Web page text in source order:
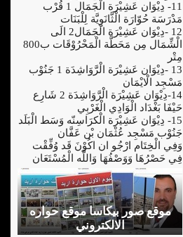
11- دِيْوَان عَشِيْرَة الْجَمَال 1 قُرْب
مَدْرَسَة حُوّارَة الْثَّانَوِيَّة لِلْبَنَات
12 -دِيْوَان عَشِيْرَة الْجَمَال2 الَى
الْشِّمَال مِن مَحَطَّة الْمَحْرُوْقَات ب800
مِتْر
13 -دِيْوَان عَشِيْرَة الْرَّوَاشِدَة 1 جَنُوْب
مَسْجِد الْايْمَان
14-دِيْوَان عَشِيْرَة الْرَّوَاشِدَة 2 شَارِع
حَيْفَا بَغْدَاد الْوَادِي الْغَرْبِي
15- دِيْوَان عَشِيْرَة الْكرَاسِنّه وَسَط الْبَلَد
جَنُوْب مَسْجِد عُثْمَان بْن عَفَّان
وَفِي الْخِتَام ارْجُو ان اكُوْنَ قَد وُفِّقْت
فِي حَصْرُهَا وَوَصْفُهَا وَاللَّه الْمُسْتَعَان
موقع صور بيكاسا موقع حواره
الالكتروني